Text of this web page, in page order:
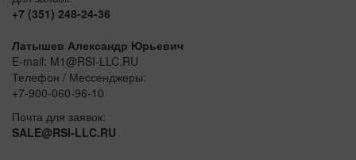
+7 (351) 248-24-36
Латышев Александр Юрьевич
E-mail: M1@RSI-LLC.RU
Телефон / Мессенджеры:
+7-900-060-96-10
Почта для заявок:
SALE@RSI-LLC.RU